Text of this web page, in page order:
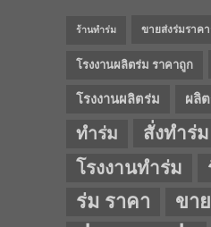
ร้านทำร่ม ขายส่งร่มราค
โรงงานผลิตร่ม ราคาถูก
โรงงานผลิตร่ม ผลิ
ทำร่ม
สั่งทำร่ม
โรงงานทำร่ม
ร่ม ราคา ขา